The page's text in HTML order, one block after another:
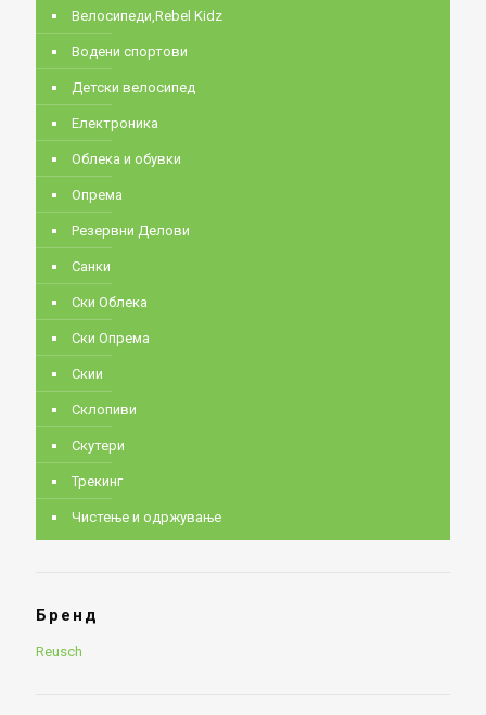
Велосипеди,Rebel Kidz
Водени спортови
Детски велосипед
Електроника
Облека и обувки
Опрема
Резервни Делови
Санки
Ски Облека
Ски Опрема
Скии
Склопиви
Скутери
Трекинг
Чистење и одржување
Бренд
Reusch